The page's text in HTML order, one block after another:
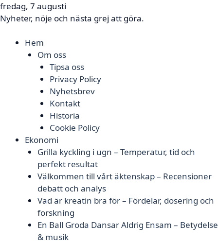
fredag, 7 augusti
Nyheter, nöje och nästa grej att göra.
Hem
Om oss
Tipsa oss
Privacy Policy
Nyhetsbrev
Kontakt
Historia
Cookie Policy
Ekonomi
Grilla kyckling i ugn – Temperatur, tid och
perfekt resultat
Välkommen till vårt äktenskap – Recensioner
debatt och analys
Vad är kreatin bra för – Fördelar, dosering och
forskning
En Ball Groda Dansar Aldrig Ensam – Betydelse
& musik